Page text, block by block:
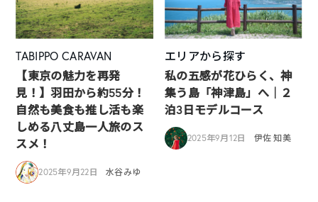
TABIPPO CARAVAN
【東京の魅力を再発
見！】羽田から約55分！
自然も美食も推し活も楽
しめる八丈島一人旅のス
スメ！
2025年9月22日 水谷みゆ
エリアから探す
私の五感が花ひらく、神
集う島「神津島」へ｜２
泊3日モデルコース
2025年9月12日 伊佐 知美